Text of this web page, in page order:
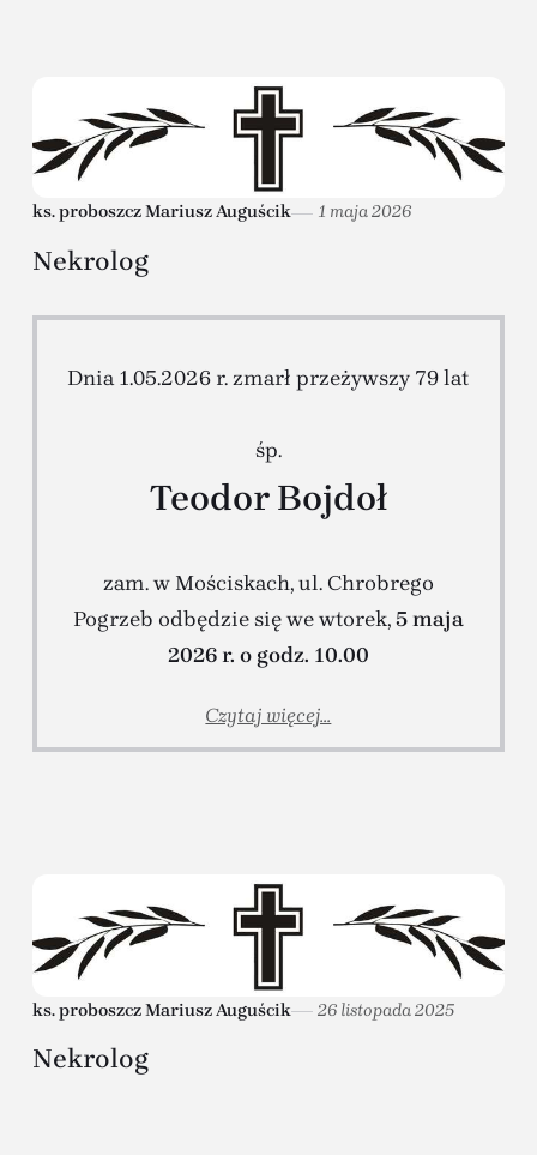
ks. proboszcz Mariusz Auguścik 1 maja 2026
Nekrolog
Dnia 1.05.2026 r. zmarł przeżywszy 79 lat
śp.
Teodor Bojdoł
zam. w Mościskach, ul. Chrobrego
Pogrzeb odbędzie się we wtorek, 5 maja
2026 r. o godz. 10.00
Czytaj więcej...
ks. proboszcz Mariusz Auguścik 26 listopada 2025
Nekrolog